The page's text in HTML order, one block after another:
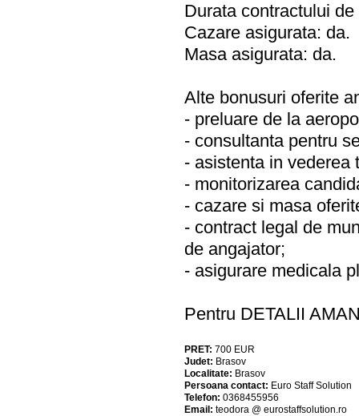
Durata contractului
Cazare asigurata: da.
Masa asigurata: da.
Alte bonusuri oferite
- preluare de la
- consultanta pentru
- asistenta in vederea
- monitorizarea
- cazare si masa
- contract legal de
de angajator;
- asigurare medicala
Pentru DETALII
PRET: 700 EUR
Judet: Brasov
Localitate: Brasov
Persoana contact: Euro Staff Solution
Telefon: 0368455956
Email: teodora @ eurostaffsolution.ro